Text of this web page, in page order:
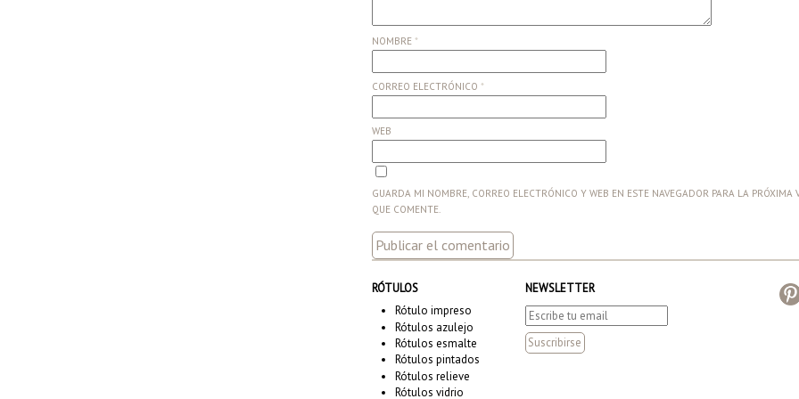
NOMBRE *
CORREO ELECTRÓNICO *
WEB
GUARDA MI NOMBRE, CORREO ELECTRÓNICO Y WEB EN ESTE NAVEGADOR PARA LA PRÓXIMA
QUE COMENTE.
RÓTULOS
Rótulo impreso
Rótulos azulejo
Rótulos esmalte
Rótulos pintados
Rótulos relieve
Rótulos vidrio
NEWSLETTER